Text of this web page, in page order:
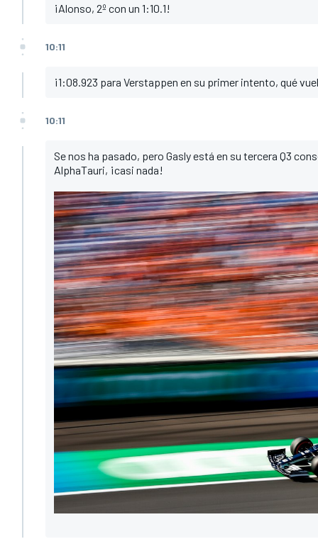
¡Alonso, 2º con un 1:10.1!
10:11
¡1:08.923 para Verstappen en su primer intento, qué
10:11
Se nos ha pasado, pero Gasly está en su tercera Q3
AlphaTauri, ¡casi nada!